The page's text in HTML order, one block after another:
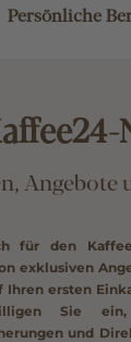
Persönliche
Angebote
für den
exklusiven
Ihren ersten
Sie
und